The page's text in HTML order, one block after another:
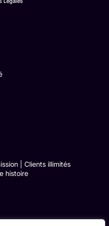
| Clients illimités
histoire